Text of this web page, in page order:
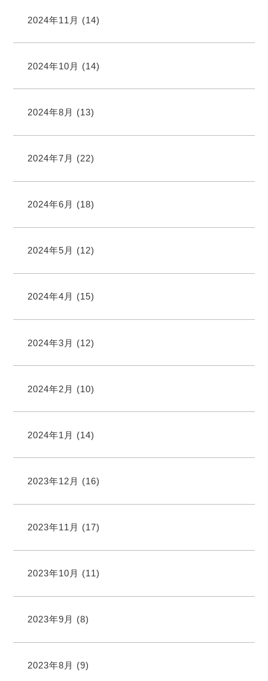
2024年11月 (14)
2024年10月 (14)
2024年8月 (13)
2024年7月 (22)
2024年6月 (18)
2024年5月 (12)
2024年4月 (15)
2024年3月 (12)
2024年2月 (10)
2024年1月 (14)
2023年12月 (16)
2023年11月 (17)
2023年10月 (11)
2023年9月 (8)
2023年8月 (9)